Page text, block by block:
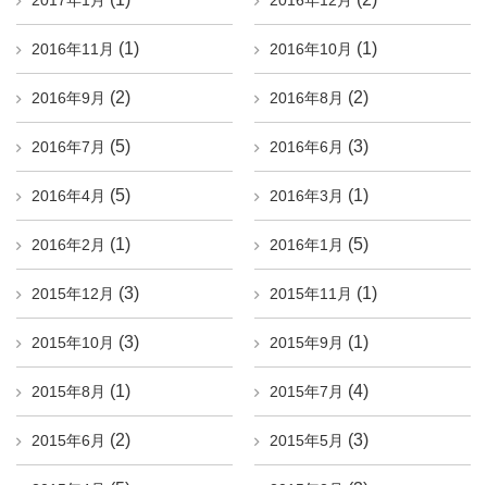
2016年11月 (1) 2016年10月 (1)
2016年9月 (2) 2016年8月 (2)
2016年7月 (5) 2016年6月 (3)
2016年4月 (5) 2016年3月 (1)
2016年2月 (1) 2016年1月 (5)
2015年12月 (3) 2015年11月 (1)
2015年10月 (3) 2015年9月 (1)
2015年8月 (1) 2015年7月 (4)
2015年6月 (2) 2015年5月 (3)